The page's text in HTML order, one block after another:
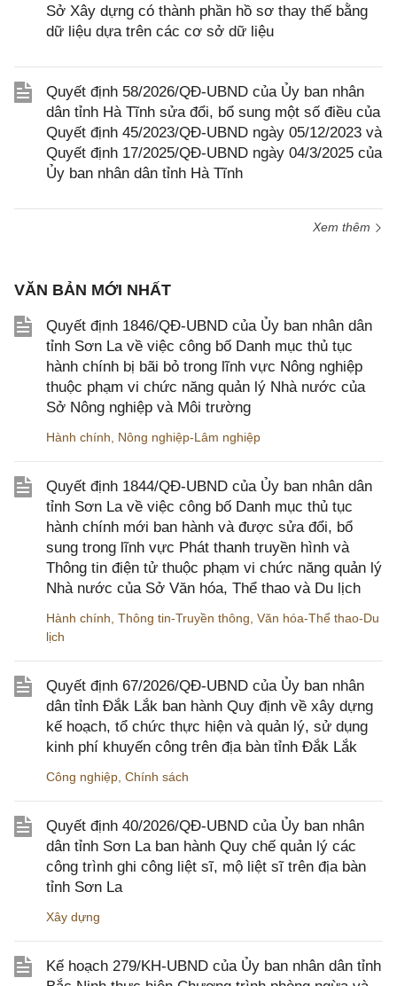
Sở Xây dựng có thành phần hồ sơ thay thế bằng
dữ liệu dựa trên các cơ sở dữ liệu
Quyết định 58/2026/QĐ-UBND của Ủy ban nhân
dân tỉnh Hà Tĩnh sửa đổi, bổ sung một số điều của
Quyết định 45/2023/QĐ-UBND ngày 05/12/2023 và
Quyết định 17/2025/QĐ-UBND ngày 04/3/2025 của
Ủy ban nhân dân tỉnh Hà Tĩnh
Xem thêm
VĂN BẢN MỚI NHẤT
Quyết định 1846/QĐ-UBND của Ủy ban nhân dân
tỉnh Sơn La về việc công bố Danh mục thủ tục
hành chính bị bãi bỏ trong lĩnh vực Nông nghiệp
thuộc phạm vi chức năng quản lý Nhà nước của
Sở Nông nghiệp và Môi trường
Hành chính Nông nghiệp-Lâm nghiệp
Quyết định 1844/QĐ-UBND của Ủy ban nhân dân
tỉnh Sơn La về việc công bố Danh mục thủ tục
hành chính mới ban hành và được sửa đổi, bổ
sung trong lĩnh vực Phát thanh truyền hình và
Thông tin điện tử thuộc phạm vi chức năng quản lý
Nhà nước của Sở Văn hóa, Thể thao và Du lịch
Hành chính Thông tin-Truyền thông Văn hóa-Thể thao-Du
lịch
Quyết định 67/2026/QĐ-UBND của Ủy ban nhân
dân tỉnh Đắk Lắk ban hành Quy định về xây dựng
kế hoạch, tổ chức thực hiện và quản lý, sử dụng
kinh phí khuyến công trên địa bàn tỉnh Đắk Lắk
Công nghiệp Chính sách
Quyết định 40/2026/QĐ-UBND của Ủy ban nhân
dân tỉnh Sơn La ban hành Quy chế quản lý các
công trình ghi công liệt sĩ, mộ liệt sĩ trên địa bàn
tỉnh Sơn La
Xây dựng
Kế hoạch 279/KH-UBND của Ủy ban nhân dân tỉnh